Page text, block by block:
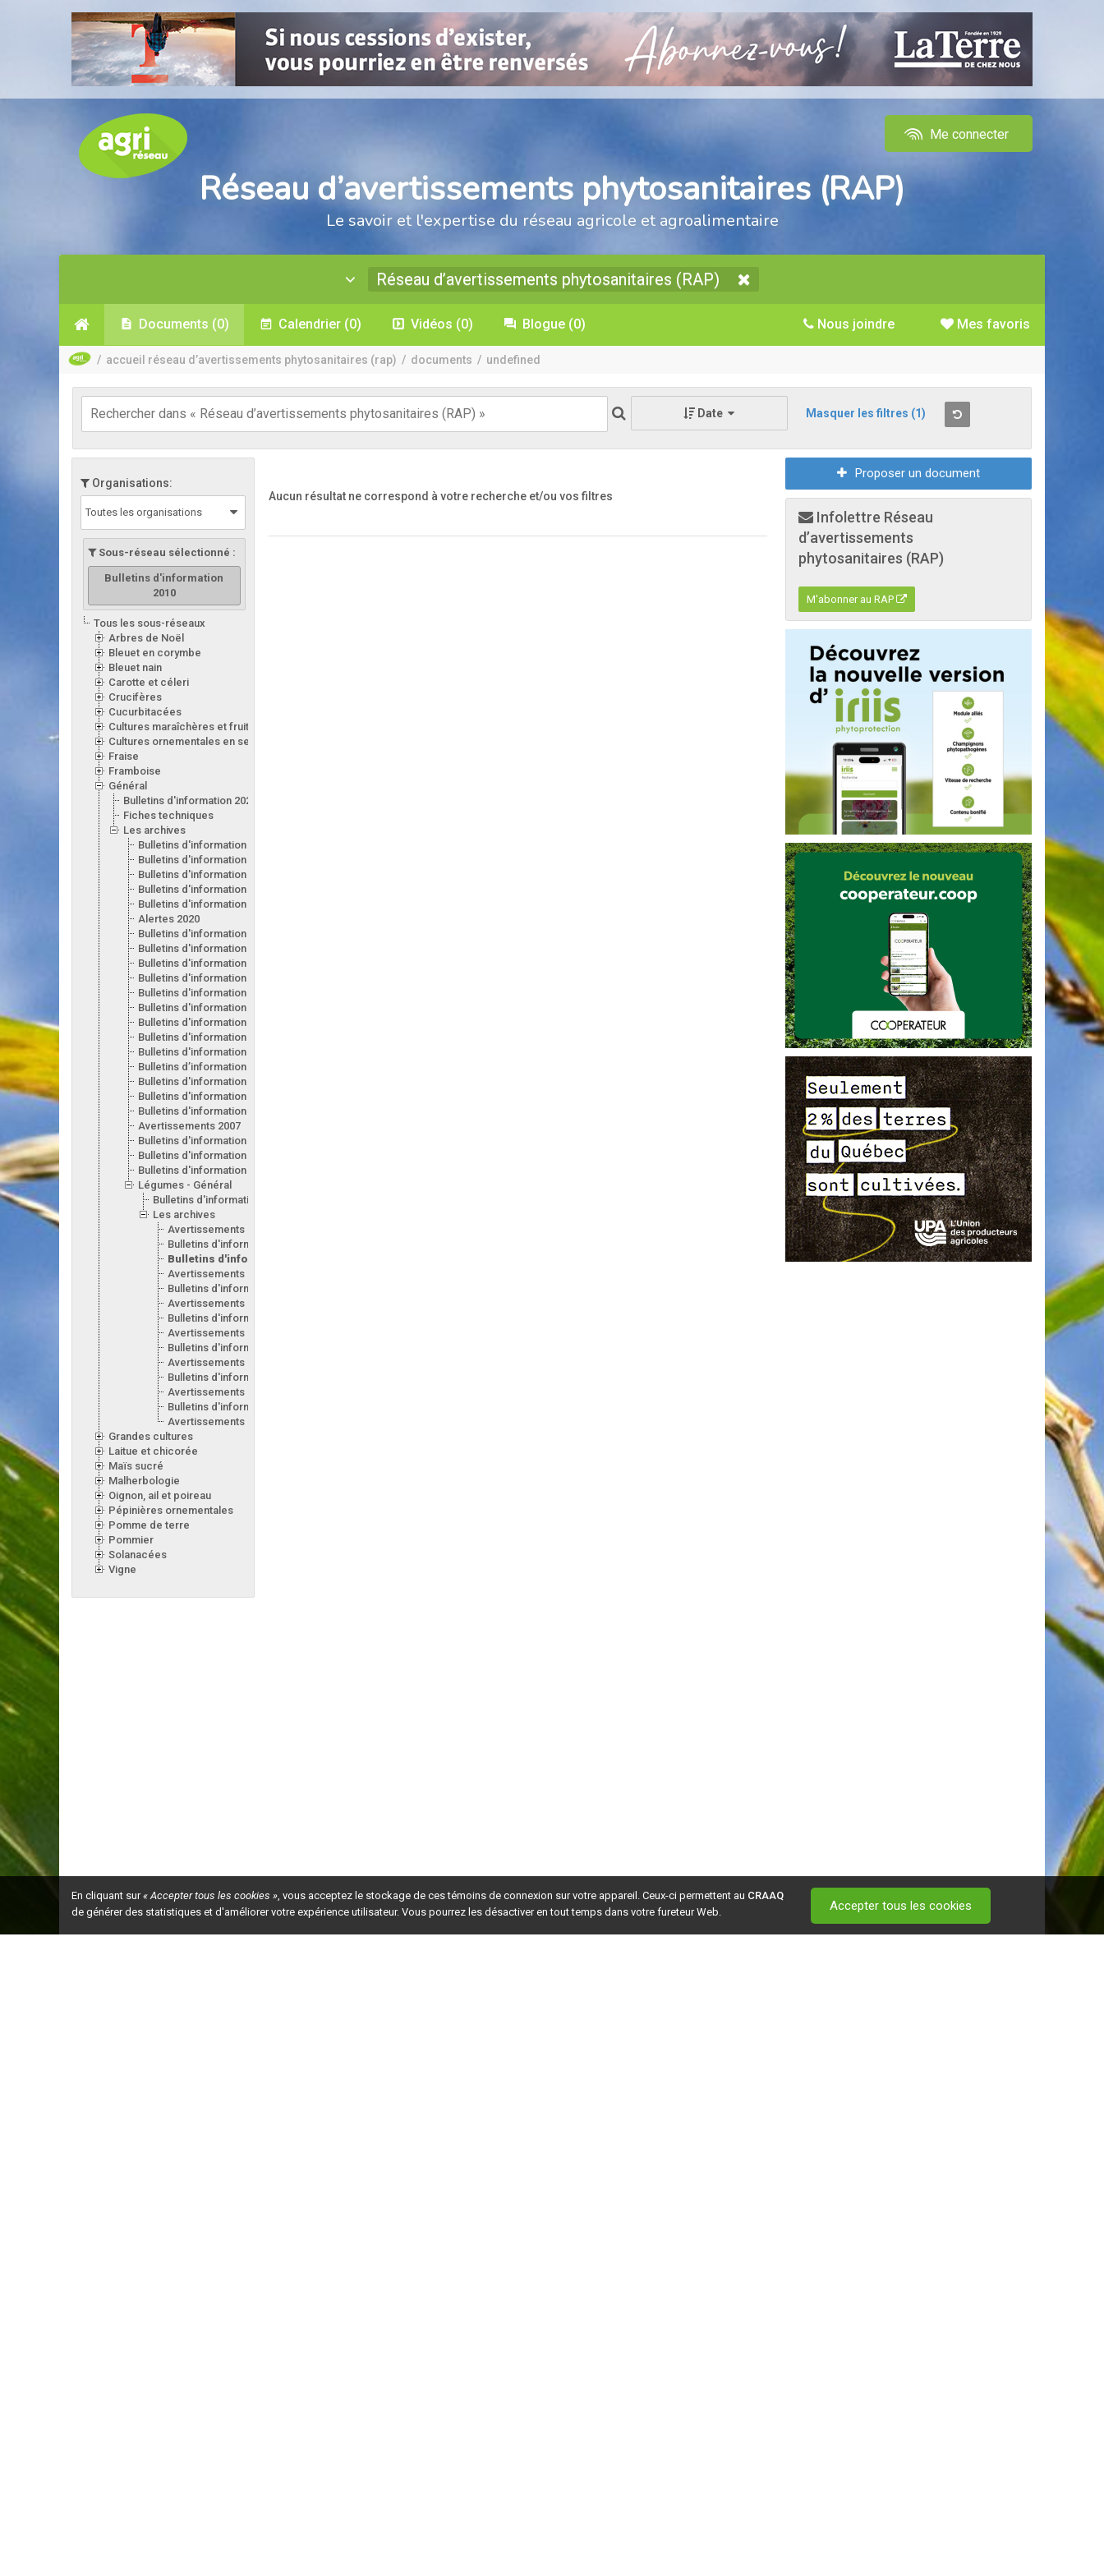
Me connecter
Réseau d’avertissements phytosanitaires (RAP)
Le savoir et l'expertise du réseau agricole et agroalimentaire
Réseau d’avertissements phytosanitaires (RAP)
Documents (0) Calendrier (0) Vidéos (0) Blogue (0) Mes favoris
Nous joindre
/ accueil réseau d’avertissements phytosanitaires (rap) / documents / undefined
Date Masquer les filtres (1)
Organisations:
Toutes les organisations
Sous-réseau sélectionné :
Bulletins d'information
2010
Tous les sous-réseaux
Arbres de Noël
Bleuet en corymbe
Bleuet nain
Carotte et céleri
Crucifères
Cucurbitacées
Cultures maraîchères et fruitières en serre
Cultures ornementales en serre
Fraise
Framboise
Général
Bulletins d'information 2026
Fiches techniques
Les archives
Bulletins d'information 2025
Bulletins d'information 2024
Bulletins d'information 2023
Bulletins d'information 2022
Bulletins d'information 2021
Alertes 2020
Bulletins d'information 2020
Bulletins d'information 2019
Bulletins d'information 2018
Bulletins d'information 2017
Bulletins d'information 2016
Bulletins d'information 2015
Bulletins d'information 2014
Bulletins d'information 2013
Bulletins d'information 2012
Bulletins d’information 2011
Bulletins d'information 2010
Bulletins d'information 2009
Bulletins d'information 2008
Avertissements 2007
Bulletins d'information 2007
Bulletins d'information 2006
Bulletins d'information 2005
Légumes - Général
Bulletins d'information 2017
Les archives
Avertissements 2015
Bulletins d'information 2014
Bulletins d'information 2010
Avertissements 2009
Bulletins d'information 2009
Avertissements 2008
Bulletins d'information 2008
Avertissements 2007
Bulletins d'information 2007
Avertissements 2006
Bulletins d'information 2006
Avertissements 2005
Bulletins d'information 2005
Avertissements 2004
Grandes cultures
Laitue et chicorée
Maïs sucré
Malherbologie
Oignon, ail et poireau
Pépinières ornementales
Pomme de terre
Pommier
Solanacées
Vigne
Aucun résultat ne correspond à votre recherche et/ou vos filtres
Proposer un document
Infolettre Réseau
d’avertissements
phytosanitaires (RAP)
M'abonner au RAP
En cliquant sur« Accepter tous les cookies », vous acceptez le stockage de ces témoins de connexion sur votre appareil. Ceux-ci permettent au CRAAQ
de générer des statistiques et d'améliorer votre expérience utilisateur. Vous pourrez les désactiver en tout temps dans votre fureteur Web.
Accepter tous les cookies